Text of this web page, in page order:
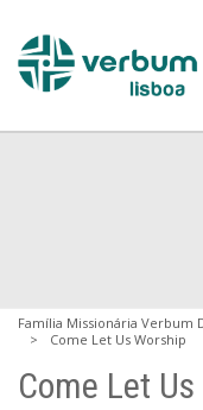
Família Missionária Verbum
Come Let Us Worship
Come Let